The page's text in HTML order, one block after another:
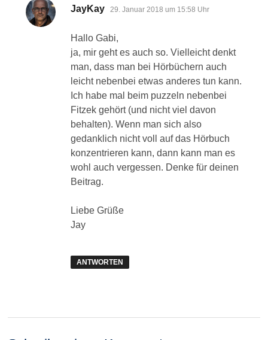
JayKay sagt:
29. Januar 2018 um 15:58 Uhr
Hallo Gabi,
ja, mir geht es auch so. Vielleicht denkt
man, dass man bei Hörbüchern auch
leicht nebenbei etwas anderes tun kann.
Ich habe mal beim puzzeln nebenbei
Fitzek gehört (und nicht viel davon
behalten). Wenn man sich also
gedanklich nicht voll auf das Hörbuch
konzentrieren kann, dann kann man es
wohl auch vergessen. Denke für deinen
Beitrag.
Liebe Grüße
Jay
ANTWORTEN